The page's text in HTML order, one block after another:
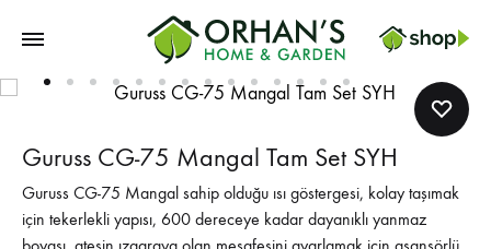
Orhans
Guruss CG-75 Mangal Tam Set SYH
Guruss CG-75 Mangal sahip olduğu ısı göstergesi, kolay taşımak
için tekerlekli yapısı, 600 dereceye kadar dayanıklı yanmaz